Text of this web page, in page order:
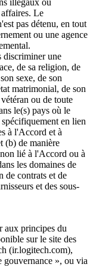
illégaux ou
Le
pas détenu, en tout
ou une agence
discriminer une
de sa religion, de
sexe, de son
matrimonial, de son
ou de toute
le(s) pays où le
en lien
à l'Accord et à
(b) de manière
lié à l'Accord ou à
les domaines de
de contrats et de
et des sous-
aux principes du
sur le site des
(ir.logitech.com),
gouvernance », ou via